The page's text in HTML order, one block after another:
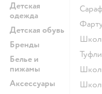
Детская
одежда
Детская обувь
Бренды
Белье и
пижамы
Аксессуары